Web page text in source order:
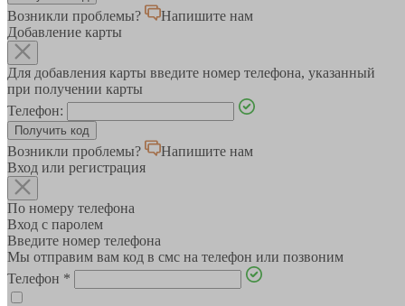
Возникли проблемы?
Напишите нам
Добавление карты
Для добавления карты введите номер телефона, указанный
при получении карты
Телефон:
Возникли проблемы?
Напишите нам
Вход или регистрация
По номеру телефона
Вход с паролем
Введите номер телефона
Мы отправим вам код в смс на телефон или позвоним
Телефон *